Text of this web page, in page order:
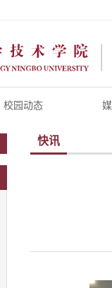
校园动态
快讯